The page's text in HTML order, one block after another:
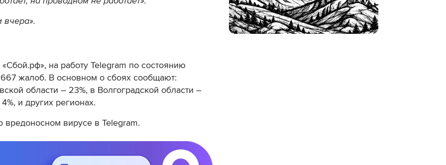
вчера».
на работу Telegram по состоянию
жалоб. В основном о сбоях сообщают:
области – 23%, в Волгоградской области –
и других регионах.
вредоносном вирусе в Telegram.